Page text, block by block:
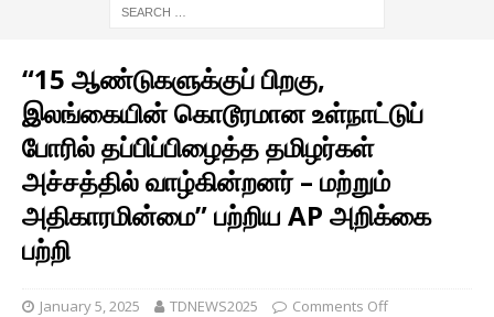
“15 ஆண்டுகளுக்குப் பிறகு,
இலங்கையின் கொடூரமான உள்நாட்டுப்
போரில் தப்பிப்பிழைத்த தமிழர்கள்
அச்சத்தில் வாழ்கின்றனர் – மற்றும்
அதிகாரமின்மை” பற்றிய AP அறிக்கை
பற்றி
January 5, 2025 TDNEWS2025 Comments Off